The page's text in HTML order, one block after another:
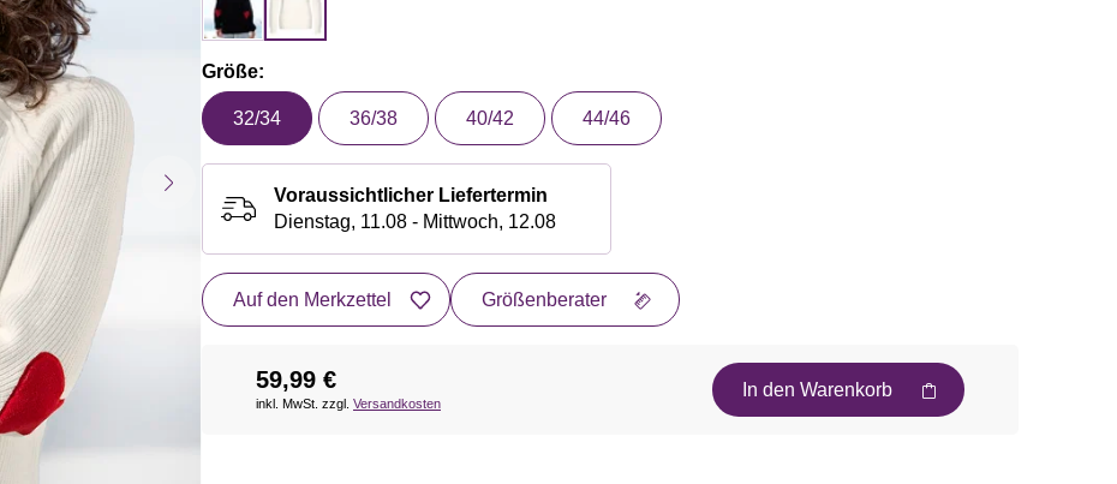
Größe:
32/34 36/38 40/42 44/46
Voraussichtlicher Liefertermin
Dienstag, 11.08 - Mittwoch, 12.08
Auf den Merkzettel Größenberater
59,99 €
inkl. MwSt. zzgl. Versandkosten
In den Warenkorb